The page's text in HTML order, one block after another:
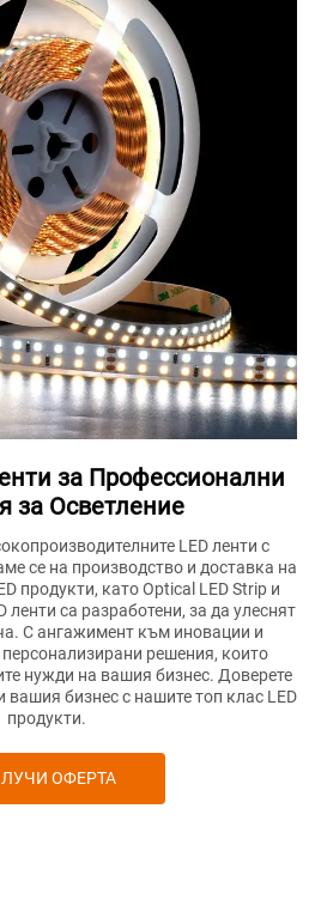
за Профессионални
за Осветление
LED ленти с
се на производство и доставка на
продукти, като Optical LED Strip и
ленти са разработени, за да улеснят
С ангажимент към иновации и
решения, които
нужди на вашия бизнес. Доверете
вашия бизнес с нашите топ клас LED
продукти.
ОФЕРТА